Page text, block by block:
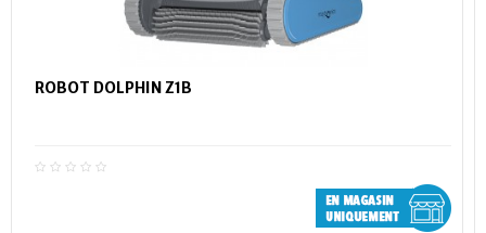
ROBOT DOLPHIN Z1B